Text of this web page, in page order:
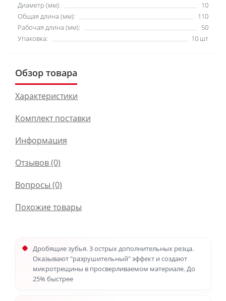
Диаметр (мм):
10
Общая длина (мм):
110
Рабочая длина (мм):
50
Упаковка:
10 шт
Обзор товара
Характеристики
Комплект поставки
Информация
Отзывов (0)
Вопросы (0)
Похожие товары
Дробящие зубья. 3 острых дополнительных резца.
Оказывают "разрушительный" эффект и создают
микротрещины в просверливаемом материале. До
25% быстрее